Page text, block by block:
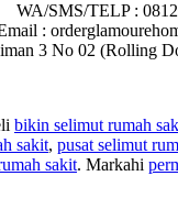
WA/SMS/TELP :
:
3 No 02 (Rolling
bikin selimut rumah
sakit, pusat selimut
sakit. Markahi